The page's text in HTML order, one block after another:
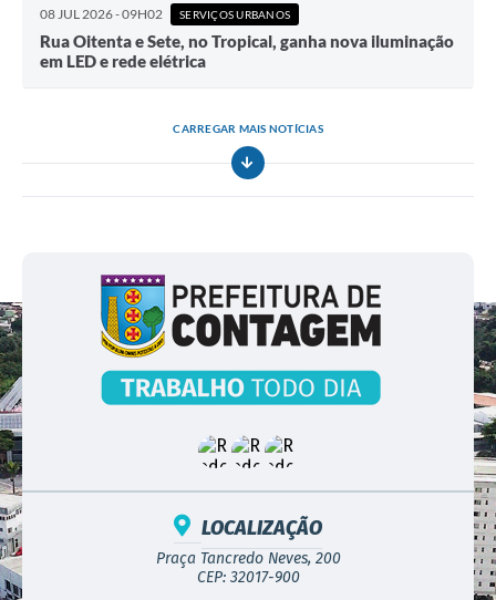
08 JUL 2026 - 09H02 SERVIÇOS URBANOS
Rua Oitenta e Sete, no Tropical, ganha nova iluminação
em LED e rede elétrica
CARREGAR MAIS NOTÍCIAS
LOCALIZAÇÃO
Praça Tancredo Neves, 200
CEP: 32017-900